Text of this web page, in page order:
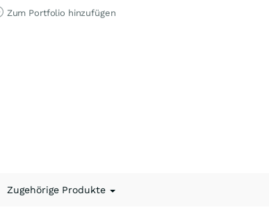
Zum Portfolio hinzufügen
Zugehörige Produkte